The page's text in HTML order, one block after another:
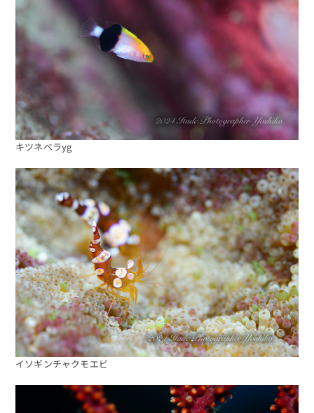
キツネベラyg
イソギンチャクモエビ